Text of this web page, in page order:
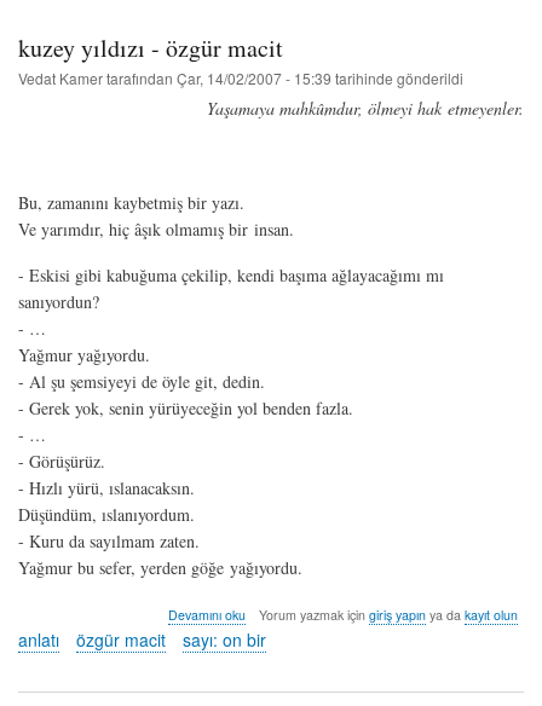
kuzey yıldızı - özgür macit
Vedat Kamertarafından Çar, 14/02/2007 - 15:39 tarihinde gönderildi
Yaşamaya mahkûmdur, ölmeyi hak etmeyenler.
Bu, zamanını kaybetmiş bir yazı.
Ve yarımdır, hiç âşık olmamış bir insan.
- Eskisi gibi kabuğuma çekilip, kendi başıma ağlayacağımı mı
sanıyordun?
- …
Yağmur yağıyordu.
- Al şu şemsiyeyi de öyle git, dedin.
- Gerek yok, senin yürüyeceğin yol benden fazla.
- …
- Görüşürüz.
- Hızlı yürü, ıslanacaksın.
Düşündüm, ıslanıyordum.
- Kuru da sayılmam zaten.
Yağmur bu sefer, yerden göğe yağıyordu.
kuzey
yıldızı
macit
Devamını oku Yorum yazmak için giriş yapınya da kayıt olun
anlatı özgür macit sayı: on bir